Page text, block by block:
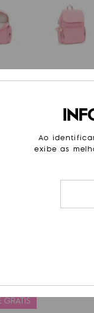
que você
internos e
é perfeita para
GRÁTIS
Ao
exibe as